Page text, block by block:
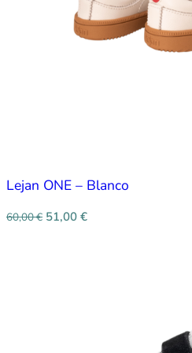
Lejan ONE – Blanco
60,00€ 51,00 €